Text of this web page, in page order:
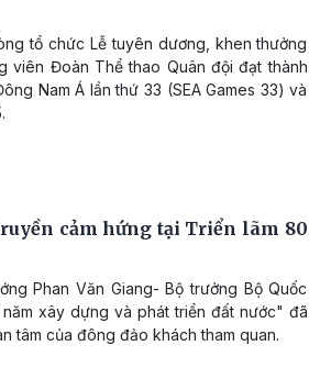
tổ chức Lễ tuyên dương, khen thưởng
viên Đoàn Thể thao Quân đội đạt thành
Nam Á lần thứ 33 (SEA Games 33) và
cảm hứng tại Triển lãm 80
Phan Văn Giang- Bộ trưởng Bộ Quốc
xây dựng và phát triển đất nước" đã
tâm của đông đảo khách tham quan.